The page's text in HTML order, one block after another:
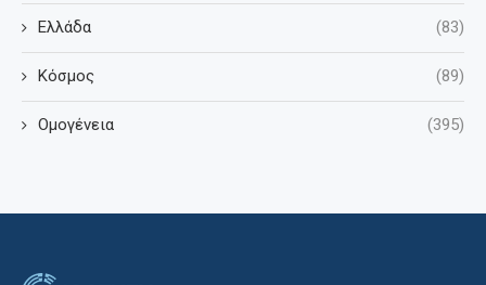
Ελλάδα (83)
Κόσμος (89)
Ομογένεια (395)